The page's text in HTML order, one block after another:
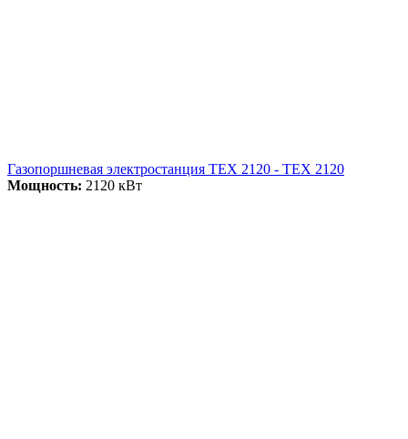
Газопоршневая электростанция ТЕХ 2120 - ТЕХ 2120
Мощность: 2120 кВт